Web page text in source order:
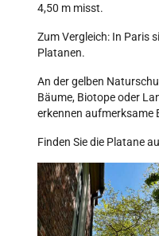
4,50 m misst.
Zum Vergleich: In Paris
Platanen.
An der gelben
Bäume, Biotope oder
erkennen aufmerksame
Finden Sie die Platane